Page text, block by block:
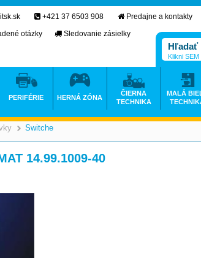
>
Switche
14.99.1009-40
+421 37 6503 908
Predajne a kontakty
otázky
Sledovanie zásielky
Klikni
PERIFÉRIE HERNÁ ZÓNA
ČIERNA
TECHNIKA
MALÁ